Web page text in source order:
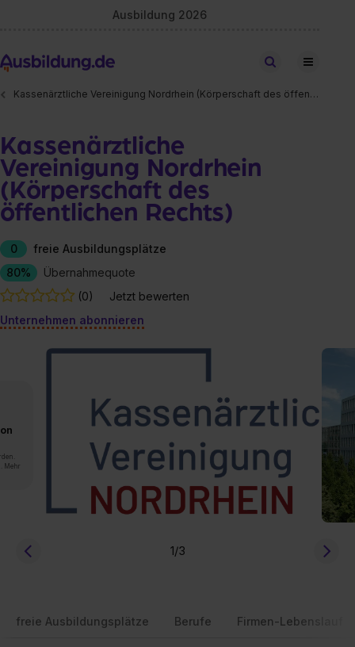
Ausbildung 2026
Stellen finden
Kassenärztliche Vereinigung Nordrhein (Körperschaft des öffentlichen Rechts)
Kassenärztliche
Vereinigung Nordrhein
(Körperschaft des
öffentlichen Rechts)
0
freie Ausbildungsplätze
80%
Übernahmequote
(0)
Jetzt bewerten
Unternehmen abonnieren
Mehr
1/3
freie Ausbildungsplätze Berufe Firmen-Lebenslauf